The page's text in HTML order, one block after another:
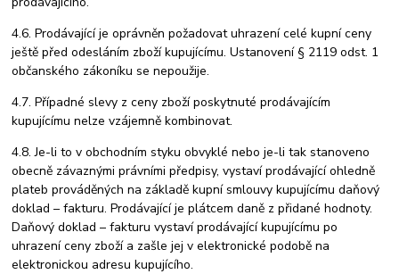
4.6. Prodávající je oprávněn požadovat uhrazení celé kupní ceny
ještě před odesláním zboží kupujícímu. Ustanovení § 2119 odst. 1
občanského zákoníku se nepoužije.
4.7. Případné slevy z ceny zboží poskytnuté prodávajícím
kupujícímu nelze vzájemně kombinovat.
4.8. Je-li to v obchodním styku obvyklé nebo je-li tak stanoveno
obecně závaznými právními předpisy, vystaví prodávající ohledně
plateb prováděných na základě kupní smlouvy kupujícímu daňový
doklad – fakturu. Prodávající je plátcem daně z přidané hodnoty.
Daňový doklad – fakturu vystaví prodávající kupujícímu po
uhrazení ceny zboží a zašle jej v elektronické podobě na
elektronickou adresu kupujícího.